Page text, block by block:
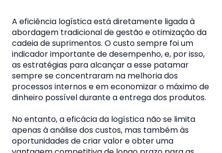
A eficiência logística está diretamente ligada à
abordagem tradicional de gestão e otimização da
cadeia de suprimentos. O custo sempre foi um
indicador importante de desempenho, e, por isso,
as estratégias para alcançar a esse patamar
sempre se concentraram na melhoria dos
processos internos e em economizar o máximo de
dinheiro possível durante a entrega dos produtos.
No entanto, a eficácia da logística não se limita
apenas à análise dos custos, mas também às
oportunidades de criar valor e obter uma